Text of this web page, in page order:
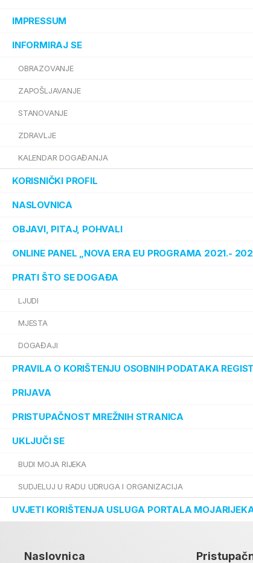
IMPRESSUM
INFORMIRAJ SE
OBRAZOVANJE
ZAPOŠLJAVANJE
STANOVANJE
ZDRAVLJE
KALENDAR DOGAĐANJA
KORISNIČKI PROFIL
NASLOVNICA
OBJAVI, PITAJ, POHVALI
ONLINE PANEL „NOVA ERA EU PROGRAMA 2021.-
PRATI ŠTO SE DOGAĐA
LJUDI
MJESTA
DOGAĐAJI
PRAVILA O KORIŠTENJU OSOBNIH PODATAKA
PRIJAVA
PRISTUPAČNOST MREŽNIH STRANICA
UKLJUČI SE
BUDI MOJA RIJEKA
SUDJELUJ U RADU UDRUGA I ORGANIZACIJA
UVJETI KORIŠTENJA USLUGA PORTALA
Naslovnica